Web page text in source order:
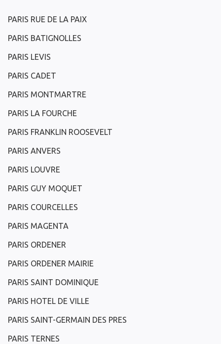
PARIS RUE DE LA PAIX
PARIS BATIGNOLLES
PARIS LEVIS
PARIS CADET
PARIS MONTMARTRE
PARIS LA FOURCHE
PARIS FRANKLIN ROOSEVELT
PARIS ANVERS
PARIS LOUVRE
PARIS GUY MOQUET
PARIS COURCELLES
PARIS MAGENTA
PARIS ORDENER
PARIS ORDENER MAIRIE
PARIS SAINT DOMINIQUE
PARIS HOTEL DE VILLE
PARIS SAINT-GERMAIN DES PRES
PARIS TERNES